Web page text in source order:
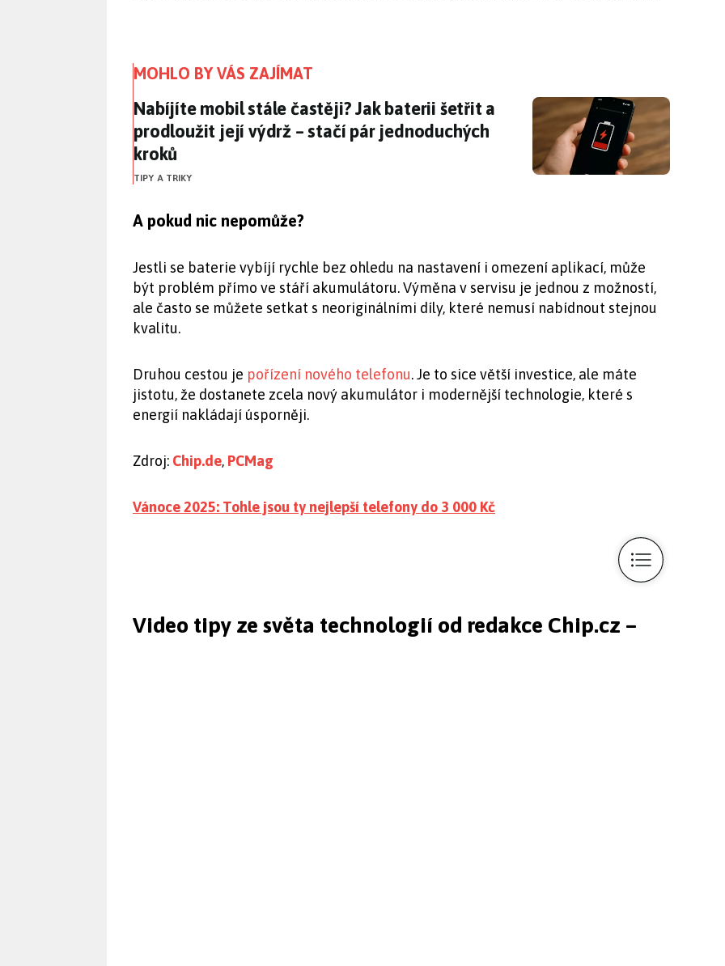
MOHLO BY VÁS ZAJÍMAT
Nabíjíte mobil stále častěji? Jak baterii šetřit a prodloužit její výdrž – stačí
Nabíjíte mobil stále častěji? Jak baterii šetřit a
prodloužit její výdrž – stačí pár jednoduchých
kroků
TIPY A TRIKY
A pokud nic nepomůže?
Jestli se baterie vybíjí rychle bez ohledu na nastavení i omezení aplikací, může
být problém přímo ve stáří akumulátoru. Výměna v servisu je jednou z možností,
ale často se můžete setkat s neoriginálními díly, které nemusí nabídnout stejnou
kvalitu.
Druhou cestou je pořízení nového telefonu. Je to sice větší investice, ale máte
jistotu, že dostanete zcela nový akumulátor i modernější technologie, které s
energií nakládají úsporněji.
Zdroj: Chip.de, PCMag
Vánoce 2025: Tohle jsou ty nejlepší telefony do 3 000 Kč
Video tipy ze světa technologií od redakce Chip.cz –